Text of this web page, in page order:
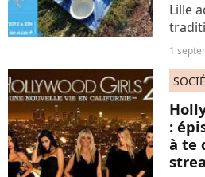
Lille
le
La
1
:
à te